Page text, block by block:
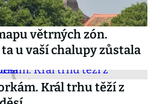
větrných zón.
u vaší chalupy zůstala
Král trhu těží z